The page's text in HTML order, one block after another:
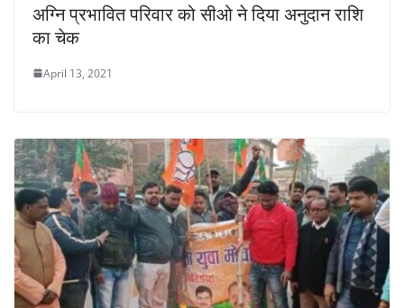
अग्नि प्रभावित परिवार को सीओ ने दिया अनुदान राशि
का चेक
April 13, 2021